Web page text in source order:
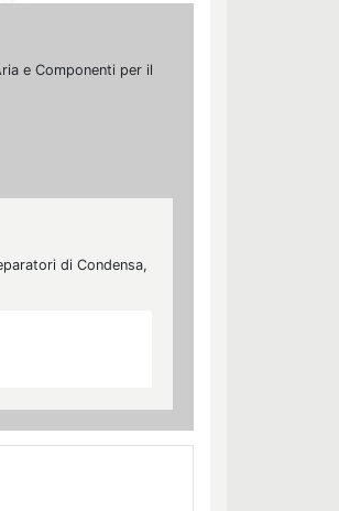
e Componenti per il
di Condensa,